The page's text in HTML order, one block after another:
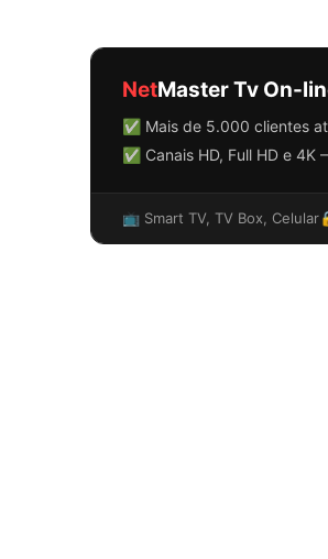
NetMaster Tv On-
✅ Mais de 5.000 clientes
✅ Canais HD, Full HD e
📺 Smart TV, TV Box, Celular